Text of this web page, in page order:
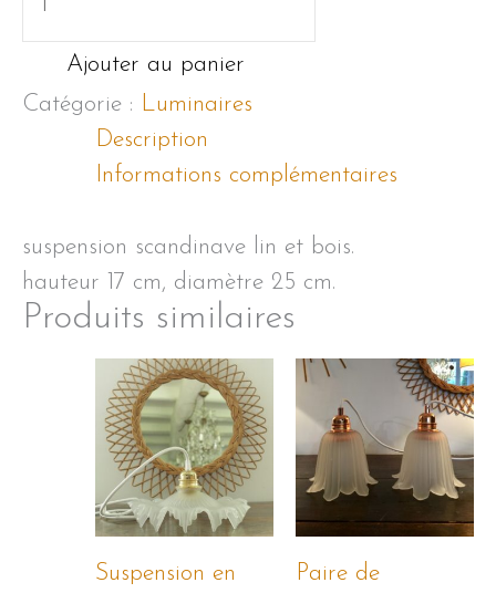
Suspension
scandinave
Ajouter au panier
Catégorie : Luminaires
Description
Informations complémentaires
suspension scandinave lin et bois.
hauteur 17 cm, diamètre 25 cm.
Produits similaires
Suspension en
Paire de